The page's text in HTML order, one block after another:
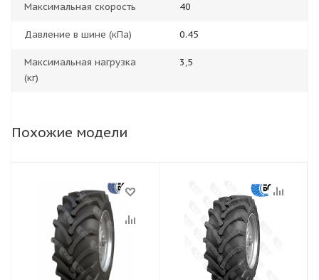
Максимальная скорость 40
Давление в шине (кПа) 0.45
Максимальная нагрузка
(кг)
3,5
Похожие модели